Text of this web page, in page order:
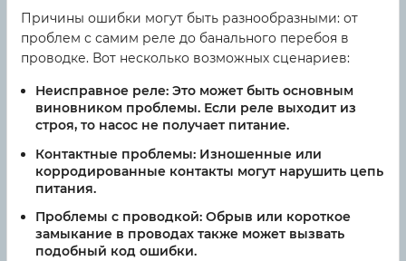
Причины ошибки могут быть разнообразными: от
проблем с самим реле до банального перебоя в
проводке. Вот несколько возможных сценариев:
Неисправное реле: Это может быть основным
виновником проблемы. Если реле выходит из
строя, то насос не получает питание.
Контактные проблемы: Изношенные или
корродированные контакты могут нарушить цепь
питания.
Проблемы с проводкой: Обрыв или короткое
замыкание в проводах также может вызвать
подобный код ошибки.